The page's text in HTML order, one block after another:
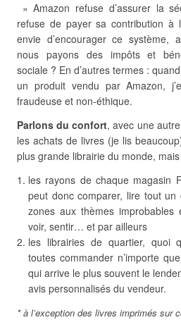
» Amazon refuse d’assurer la
refuse de payer sa contribution à
envie d’encourager ce système,
nous payons des impôts et
sociale ? En d’autres termes :
un produit vendu par Amazon,
fraudeuse et non-éthique.
Parlons du confort, avec une
les achats de livres (je lis
plus grande librairie du monde,
les rayons de chaque magasin
peut donc comparer, lire tout
zones aux thèmes improbables
voir, sentir… et par ailleurs
les librairies de quartier, quoi
toutes commander n’importe
qui arrive le plus souvent le
avis personnalisés du vendeur.
* à l’exception des livres imprimés sur